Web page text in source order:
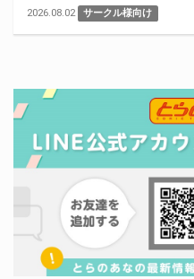
2026.08.02 サークル様向け